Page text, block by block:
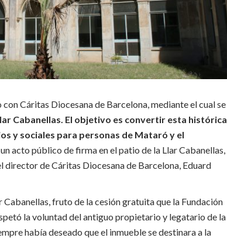
Cáritas Diocesana de Barcelona, ​​mediante el cual se
Cabanellas. El objetivo es convertir esta histórica
y sociales para personas de Mataró y el
acto público de firma en el patio de la Llar Cabanellas,
de Cáritas Diocesana de Barcelona, ​​Eduard
fruto de la cesión gratuita que la Fundación
la voluntad del antiguo propietario y legatario de la
había deseado que el inmueble se destinara a la